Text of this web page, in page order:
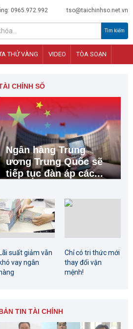
0965.972.992 tso@taichinhso.net.vn
Tìm kiếm
THỬ VÀNG VIDEO TÒA SOẠN
CHÍNH SỐ
Ngân hàng Trung
ương Trung Quốc sẽ
tiếp tục đàn áp các...
Lãi suất giảm vẫn
khó vay ngân
hàng
Chỉ có tri thức mới
thay đổi vận
mệnh!
TIN TÀI CHÍNH